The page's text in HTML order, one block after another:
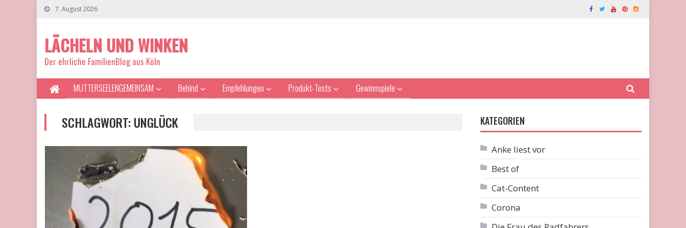
7. August 2026
LÄCHELN UND WINKEN
Der ehrliche FamilienBlog aus Köln
MUTTERSEELENGEMEINSAM Behind Empfehlungen Produkt-Tests Gewinnspiele
SCHLAGWORT:UNGLÜCK KATEGORIEN
Anke liest vor
Best of
Cat-Content
Corona